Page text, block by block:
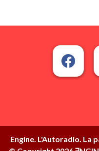
Engine. L'Autoradio. La